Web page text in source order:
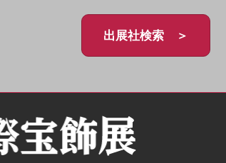
出展社検索 ＞